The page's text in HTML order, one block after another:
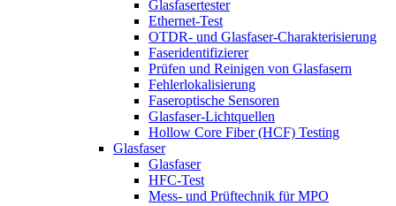
Glasfasertester
Ethernet-Test
OTDR- und Glasfaser-Charakterisierung
Faseridentifizierer
Prüfen und Reinigen von Glasfasern
Fehlerlokalisierung
Faseroptische Sensoren
Glasfaser-Lichtquellen
Hollow Core Fiber (HCF) Testing
Glasfaser
Glasfaser
HFC-Test
Mess- und Prüftechnik für MPO